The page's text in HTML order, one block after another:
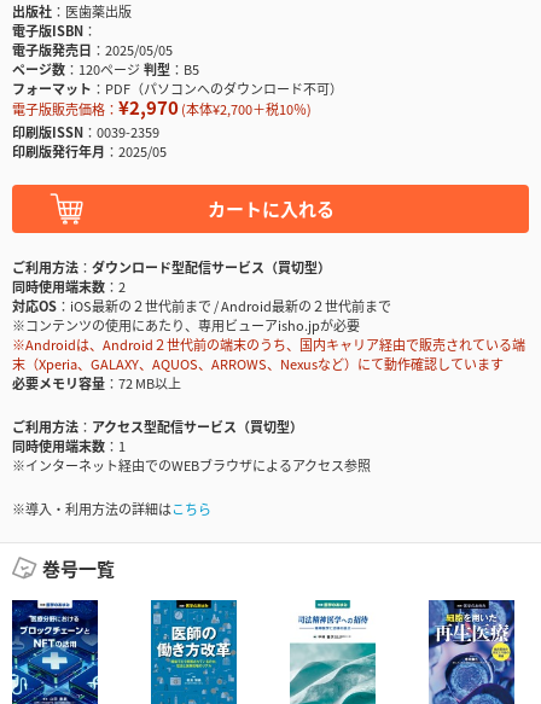
出版社
医歯薬出版
電子版ISBN
電子版発売日
2025/05/05
ページ数
120ページ判型
B5
フォーマット
PDF（パソコンへのダウンロード不可）
電子版販売価格： ¥2,970(本体¥2,700＋税10％)
印刷版ISSN
0039-2359
印刷版発行年月
2025/05
カートに入れる
ご利用方法
ダウンロード型配信サービス（買切型）
同時使用端末数
2
対応OS
iOS最新の２世代前まで / Android最新の２世代前まで
※コンテンツの使用にあたり、専用ビューアisho.jpが必要
※Androidは、Android２世代前の端末のうち、国内キャリア経由で販売されている端
末（Xperia、GALAXY、AQUOS、ARROWS、Nexusなど）にて動作確認しています
必要メモリ容量
72 MB以上
ご利用方法
アクセス型配信サービス（買切型）
同時使用端末数
1
※インターネット経由でのWEBブラウザによるアクセス参照
※導入・利用方法の詳細はこちら
巻号一覧